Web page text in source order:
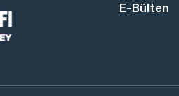
E-Bülten